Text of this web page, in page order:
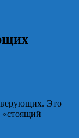
Это
«стоящий